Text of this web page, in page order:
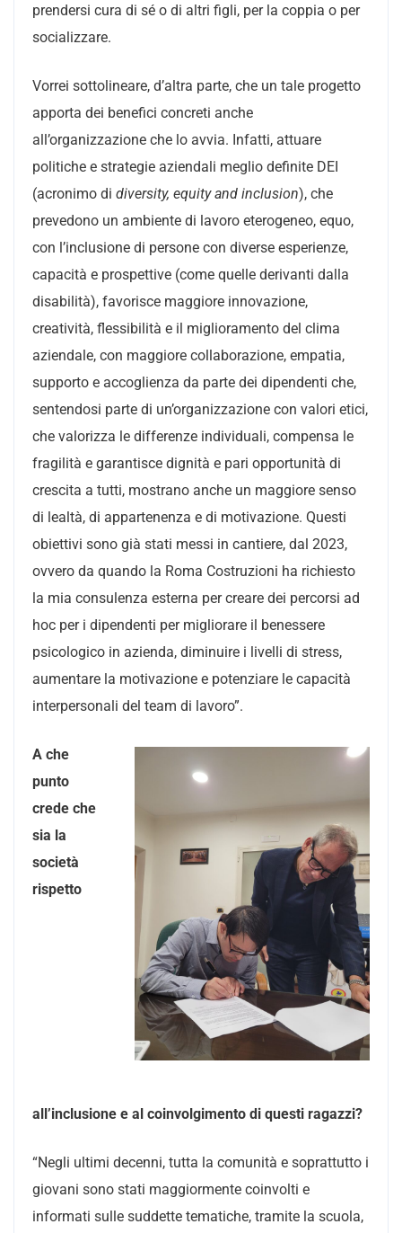
prendersi cura di sé o di altri figli, per la coppia o per
socializzare.
Vorrei sottolineare, d’altra parte, che un tale progetto
apporta dei benefici concreti anche
all’organizzazione che lo avvia. Infatti, attuare
politiche e strategie aziendali meglio definite DEI
(acronimo di diversity, equity and inclusion), che
prevedono un ambiente di lavoro eterogeneo, equo,
con l’inclusione di persone con diverse esperienze,
capacità e prospettive (come quelle derivanti dalla
disabilità), favorisce maggiore innovazione,
creatività, flessibilità e il miglioramento del clima
aziendale, con maggiore collaborazione, empatia,
supporto e accoglienza da parte dei dipendenti che,
sentendosi parte di un’organizzazione con valori etici,
che valorizza le differenze individuali, compensa le
fragilità e garantisce dignità e pari opportunità di
crescita a tutti, mostrano anche un maggiore senso
di lealtà, di appartenenza e di motivazione. Questi
obiettivi sono già stati messi in cantiere, dal 2023,
ovvero da quando la Roma Costruzioni ha richiesto
la mia consulenza esterna per creare dei percorsi ad
hoc per i dipendenti per migliorare il benessere
psicologico in azienda, diminuire i livelli di stress,
aumentare la motivazione e potenziare le capacità
interpersonali del team di lavoro”.
A che
punto
crede che
sia la
società
rispetto
all’inclusione e al coinvolgimento di questi ragazzi?
“Negli ultimi decenni, tutta la comunità e soprattutto i
giovani sono stati maggiormente coinvolti e
informati sulle suddette tematiche, tramite la scuola,